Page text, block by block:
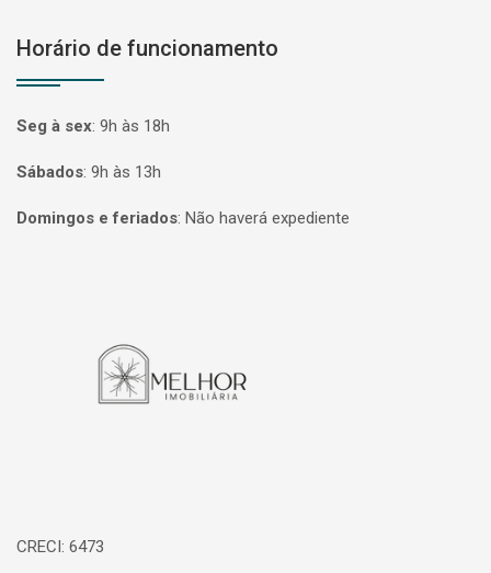
Horário de funcionamento
Seg à sex: 9h às 18h
Sábados: 9h às 13h
Domingos e feriados: Não haverá expediente
CRECI: 6473